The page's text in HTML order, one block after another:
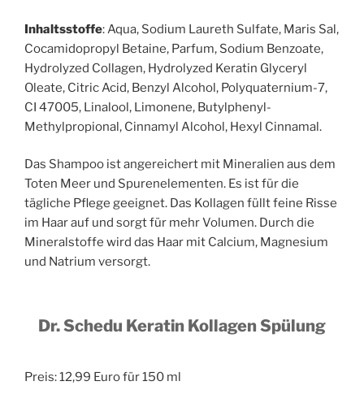
Inhaltsstoffe: Aqua, Sodium Laureth Sulfate, Maris Sal,
Cocamidopropyl Betaine, Parfum, Sodium Benzoate,
Hydrolyzed Collagen, Hydrolyzed Keratin Glyceryl
Oleate, Citric Acid, Benzyl Alcohol, Polyquaternium-7,
CI 47005, Linalool, Limonene, Butylphenyl-
Methylpropional, Cinnamyl Alcohol, Hexyl Cinnamal.
Das Shampoo ist angereichert mit Mineralien aus dem
Toten Meer und Spurenelementen. Es ist für die
tägliche Pflege geeignet. Das Kollagen füllt feine Risse
im Haar auf und sorgt für mehr Volumen. Durch die
Mineralstoffe wird das Haar mit Calcium, Magnesium
und Natrium versorgt.
Dr. Schedu Keratin Kollagen Spülung
Preis: 12,99 Euro für 150 ml